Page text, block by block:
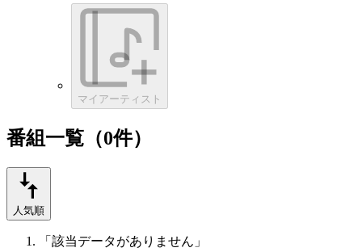
マイアーティスト
番組一覧（0件）
人気順
「該当データがありません」